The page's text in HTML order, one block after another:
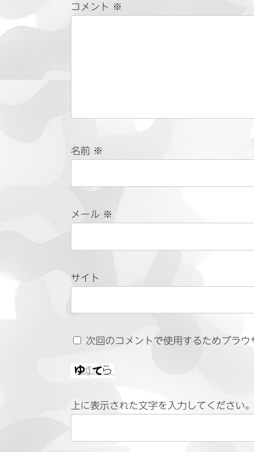
コメント ※
名前 ※
メール ※
サイト
次回のコメントで使用するためブラ
上に表示された文字を入力してください。